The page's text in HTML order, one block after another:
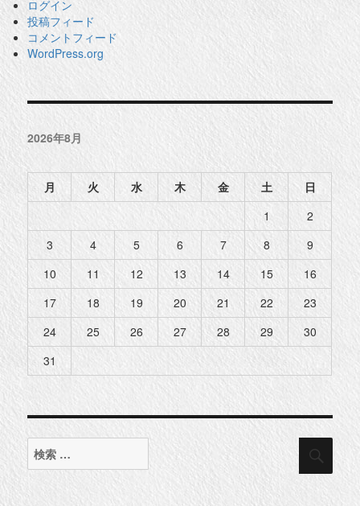
ログイン
投稿フィード
コメントフィード
WordPress.org
2026年8月
月 火 水 木 金 土
日
1
2
3
4 5 6 7 8
9
10
11 12 13 14 15
16
17
18 19 20 21 22
23
24
25 26 27 28 29
30
31
検
索
象: